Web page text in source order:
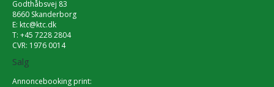
Godthåbsvej 83
8660 Skanderborg
E: ktc@ktc.dk
T: +45 7228 2804
CVR: 1976 0014
Salg
Annoncebooking print: